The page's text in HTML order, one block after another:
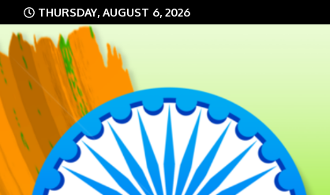
Skip
to
content
THURSDAY, AUGUST 6, 2026